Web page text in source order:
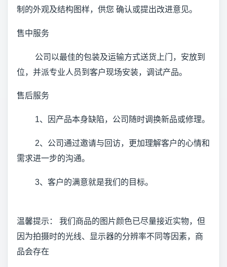
制的外观及结构图样，供您 确认或提出改进意见。
售中服务
公司以最佳的包装及运输方式送货上门，安放到
位，并派专业人员到客户现场安装，调试产品。
售后服务
1、因产品本身缺陷，公司随时调换新品或修理。
2、公司通过邀请与回访，更加理解客户的心情和
需求进一步的沟通。
3、客户的满意就是我们的目标。
温馨提示： 我们商品的图片颜色已尽量接近实物，但
因为拍摄时的光线、显示器的分辨率不同等因素，商
品会存在